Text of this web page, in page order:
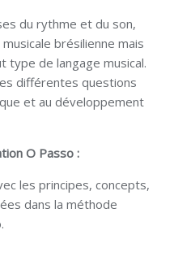
du rythme et du son,
brésilienne mais
type de langage musical.
différentes questions
et au développement
O Passo :
les principes, concepts,
dans la méthode